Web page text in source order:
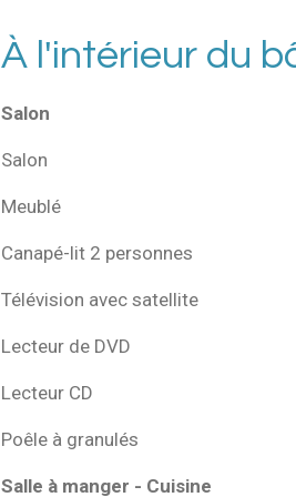
À l'intérieur du
Salon
Salon
Meublé
Canapé-lit 2 personnes
Télévision avec satellite
Lecteur de DVD
Lecteur CD
Poêle à granulés
Salle à manger - Cuisine